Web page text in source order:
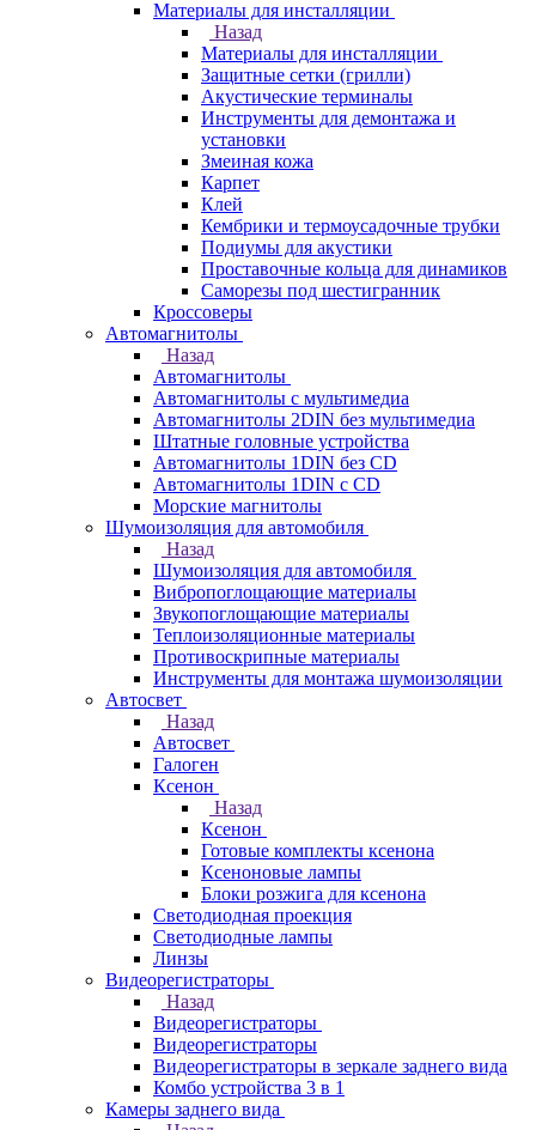
Материалы для инсталляции
Назад
Материалы для инсталляции
Защитные сетки (грилли)
Акустические терминалы
Инструменты для демонтажа и
установки
Змеиная кожа
Карпет
Клей
Кембрики и термоусадочные трубки
Подиумы для акустики
Проставочные кольца для динамиков
Саморезы под шестигранник
Кроссоверы
Автомагнитолы
Назад
Автомагнитолы
Автомагнитолы с мультимедиа
Автомагнитолы 2DIN без мультимедиа
Штатные головные устройства
Автомагнитолы 1DIN без CD
Автомагнитолы 1DIN с CD
Морские магнитолы
Шумоизоляция для автомобиля
Назад
Шумоизоляция для автомобиля
Вибропоглощающие материалы
Звукопоглощающие материалы
Теплоизоляционные материалы
Противоскрипные материалы
Инструменты для монтажа шумоизоляции
Автосвет
Назад
Автосвет
Галоген
Ксенон
Назад
Ксенон
Готовые комплекты ксенона
Ксеноновые лампы
Блоки розжига для ксенона
Светодиодная проекция
Светодиодные лампы
Линзы
Видеорегистраторы
Назад
Видеорегистраторы
Видеорегистраторы
Видеорегистраторы в зеркале заднего вида
Комбо устройства 3 в 1
Камеры заднего вида